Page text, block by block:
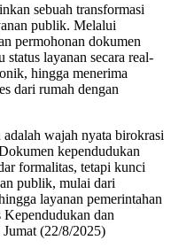
sebuah transformasi
publik. Melalui
permohonan dokumen
status layanan secara real-
hingga menerima
dari rumah dengan
wajah nyata birokrasi
kependudukan
formalitas, tetapi kunci
publik, mulai dari
layanan pemerintahan
dan
(22/8/2025)